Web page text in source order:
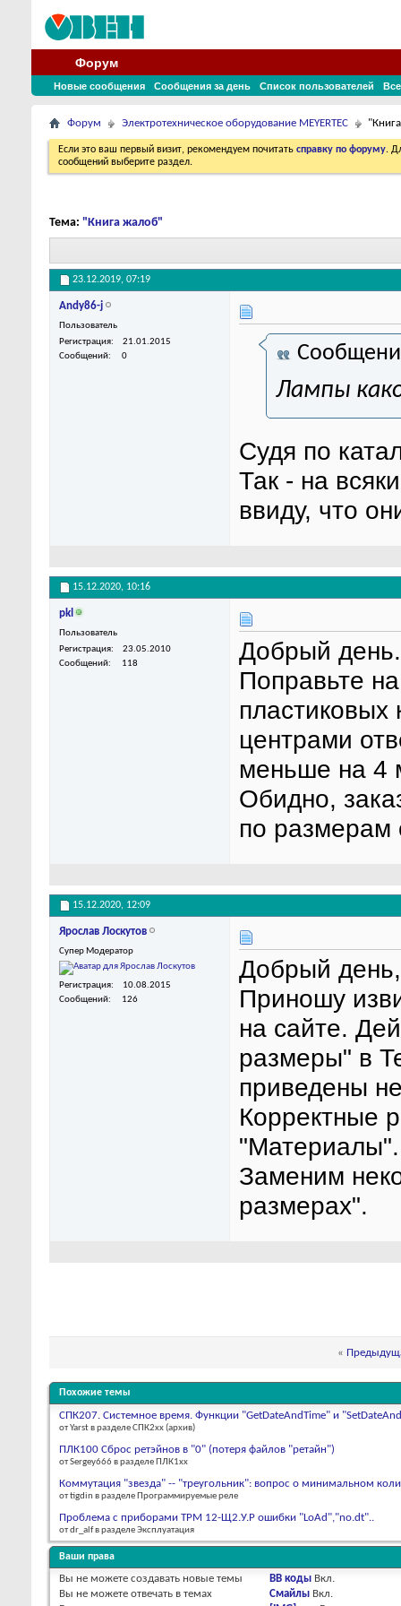
Форум
Новые сообщения Сообщения за день Список пользователей
Форум Электротехническое оборудование MEYERTEC
Если это ваш первый визит, рекомендуем почитать справку по форуму.
сообщений выберите раздел.
Тема: "Книга жалоб"
23.12.2019, 07:19
Andy86-j
Пользователь
Регистрация
21.01.2015
Сообщений
0
Лампы
Судя по
Так - на
ввиду, что
15.12.2020, 10:16
pkl
Пользователь
Регистрация
23.05.2010
Сообщений
118
Добрый день.
Поправьте
центрами
меньше на 4
Обидно,
по размерам
15.12.2020, 12:09
Ярослав Лоскутов
Супер Модератор
Регистрация
10.08.2015
Сообщений
126
Добрый день,
Приношу
на сайте.
размеры" в
приведены
Корректные
"Материалы".
Заменим
размерах".
«
Похожие темы
СПК207. Системное время. Функции "GetDateAndTime" и
от Yarst в разделе СПК2xx (архив)
ПЛК100 Сброс ретэйнов в "0" (потеря файлов "ретайн")
от Sergey666 в разделе ПЛК1хх
Коммутация "звезда" -- "треугольник": вопрос о минимальном
от tigdin в разделе Программируемые реле
Проблема с приборами ТРМ 12-Щ2.У.Р ошибки "LoAd","no.dt"..
от dr_alf в разделе Эксплуатация
Ваши права
Вы не можете создавать новые темы
Вы не можете отвечать в темах
BB коды Вкл.
Смайлы Вкл.